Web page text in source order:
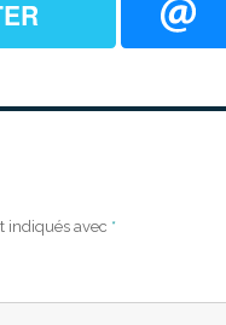
indiqués avec *